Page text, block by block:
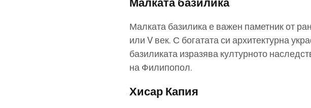
Малката базилика е важен паметник от
или V век. С богатата си архитектурна
базиликата изразява културното
на Филипопол.
Хисар Капия